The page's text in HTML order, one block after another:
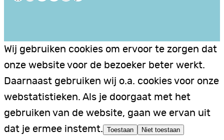
Wij gebruiken cookies om ervoor te zorgen dat
onze website voor de bezoeker beter werkt.
Daarnaast gebruiken wij o.a. cookies voor onze
webstatistieken. Als je doorgaat met het
gebruiken van de website, gaan we ervan uit
dat je ermee instemt. Toestaan Niet toestaan